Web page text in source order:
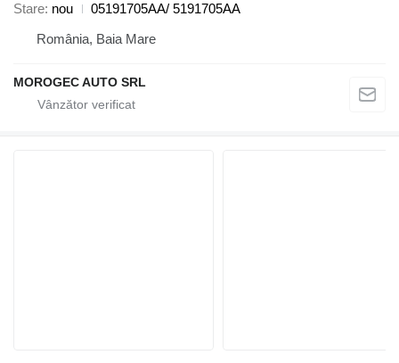
Stare nou
05191705AA/ 5191705AA
România, Baia Mare
MOROGEC AUTO SRL